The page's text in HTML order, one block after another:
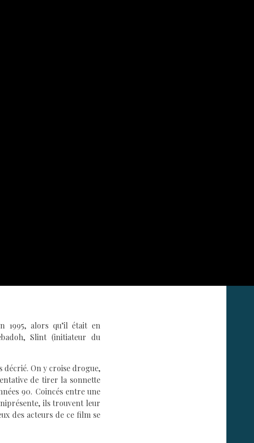
1995, alors qu’il était en
Slint (initiateur du
décrié. On y croise drogue,
de tirer la sonnette
90. Coincés entre une
ils trouvent leur
des acteurs de ce film se